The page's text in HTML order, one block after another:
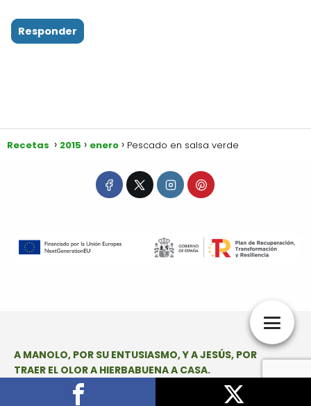
Responder
Recetas 2015 enero Pescado en salsa verde
A MANOLO, POR SU ENTUSIASMO, Y A JESÚS, POR
TRAER EL OLOR A HIERBABUENA A CASA.